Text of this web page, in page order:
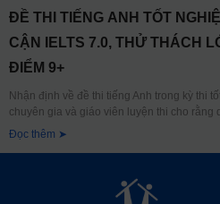
ĐỀ THI TIẾNG ANH TỐT
CẬN IELTS 7.0, THỬ THÁCH
ĐIỂM 9+
Nhận định về đề thi tiếng Anh trong kỳ thi
chuyên gia và giáo viên luyện thi cho rằng
Đọc thêm ➤